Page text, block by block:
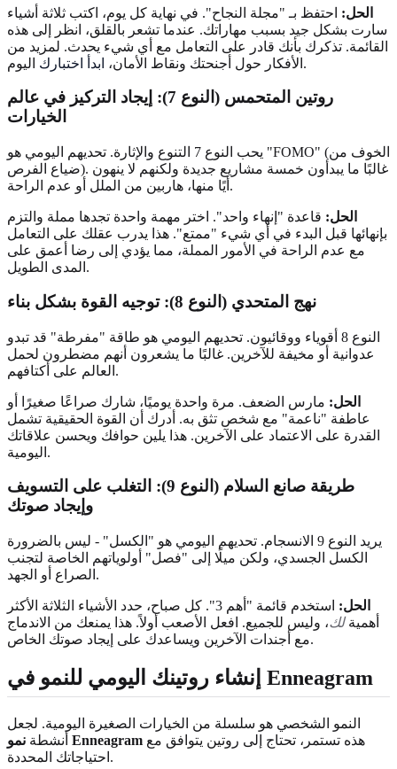
الحل: احتفظ بـ "مجلة النجاح". في نهاية كل يوم، اكتب ثلاثة أشياء
سارت بشكل جيد بسبب مهاراتك. عندما تشعر بالقلق، انظر إلى هذه
القائمة. تذكرك بأنك قادر على التعامل مع أي شيء يحدث. لمزيد من
الأفكار حول أجنحتك ونقاط الأمان، ابدأ اختبارك اليوم.
روتين المتحمس (النوع 7): إيجاد التركيز في عالم
الخيارات
يحب النوع 7 التنوع والإثارة. تحديهم اليومي هو "FOMO" (الخوف من
ضياع الفرص). غالبًا ما يبدأون خمسة مشاريع جديدة ولكنهم لا ينهون
أيًا منها، هاربين من الملل أو عدم الراحة.
الحل: قاعدة "إنهاء واحد". اختر مهمة واحدة تجدها مملة والتزم
بإنهائها قبل البدء في أي شيء "ممتع". هذا يدرب عقلك على التعامل
مع عدم الراحة في الأمور المملة، مما يؤدي إلى رضا أعمق على
المدى الطويل.
نهج المتحدي (النوع 8): توجيه القوة بشكل بناء
النوع 8 أقوياء ووقائيون. تحديهم اليومي هو طاقة "مفرطة" قد تبدو
عدوانية أو مخيفة للآخرين. غالبًا ما يشعرون أنهم مضطرون لحمل
العالم على أكتافهم.
الحل: مارس الضعف. مرة واحدة يوميًا، شارك صراعًا صغيرًا أو
عاطفة "ناعمة" مع شخص تثق به. أدرك أن القوة الحقيقية تشمل
القدرة على الاعتماد على الآخرين. هذا يلين حوافك ويحسن علاقاتك
اليومية.
طريقة صانع السلام (النوع 9): التغلب على التسويف
وإيجاد صوتك
يريد النوع 9 الانسجام. تحديهم اليومي هو "الكسل" - ليس بالضرورة
الكسل الجسدي، ولكن ميلًا إلى "فصل" أولوياتهم الخاصة لتجنب
الصراع أو الجهد.
الحل:
استخدم قائمة "أهم 3". كل صباح، حدد الأشياء الثلاثة الأكثر
أهميةلك، وليس للجميع. افعل الأصعب أولاً. هذا يمنعك من الاندماج
مع أجندات الآخرين ويساعدك على إيجاد صوتك الخاص.
إنشاء روتينك اليومي للنمو في Enneagram
النمو الشخصي هو سلسلة من الخيارات الصغيرة اليومية. لجعل
أنشطة نمو Enneagram
احتياجاتك المحددة.